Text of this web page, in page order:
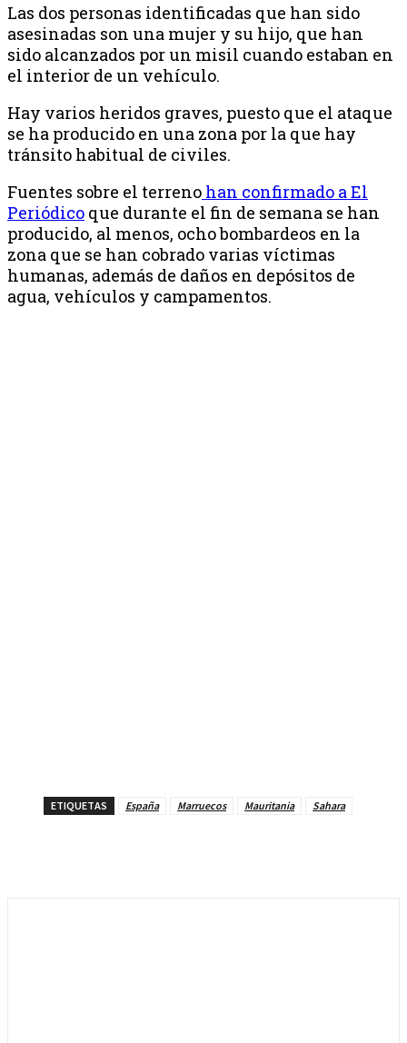
Las dos personas identificadas que han sido
asesinadas son una mujer y su hijo, que han
sido alcanzados por un misil cuando estaban en
el interior de un vehículo.
Hay varios heridos graves, puesto que el ataque
se ha producido en una zona por la que hay
tránsito habitual de civiles.
Fuentes sobre el terreno han confirmado a El
Periódico que durante el fin de semana se han
producido, al menos, ocho bombardeos en la
zona que se han cobrado varias víctimas
humanas, además de daños en depósitos de
agua, vehículos y campamentos.
ETIQUETAS España Marruecos Mauritania Sahara